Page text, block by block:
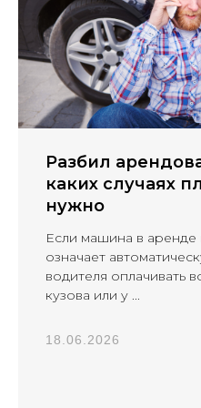
Разбил
каких случаях
нужно
Если машина в аренде
означает
водителя оплачивать
кузова или у ...
18.06.2026